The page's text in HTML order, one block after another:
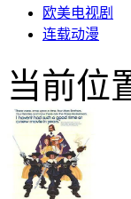
欧美电视剧
连载动漫
当前位